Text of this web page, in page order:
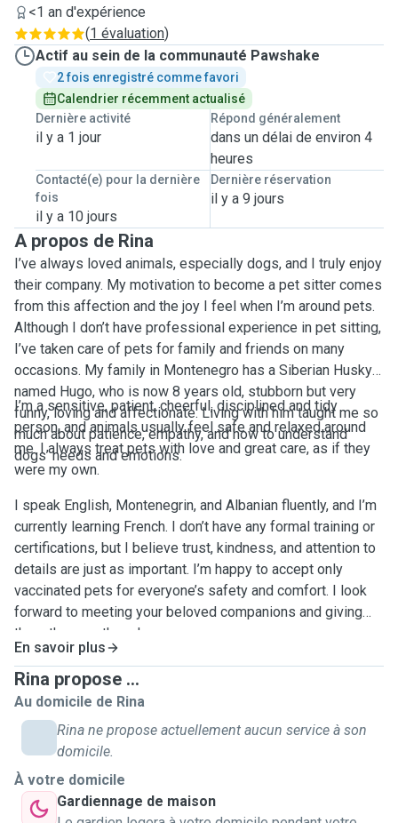
<1 an d'expérience
(1 évaluation)
Actif au sein de la communauté Pawshake
2 fois enregistré comme favori
Calendrier récemment actualisé
Dernière activité
il y a 1 jour
Répond généralement
dans un délai de environ 4
heures
Contacté(e) pour la dernière
fois
il y a 10 jours
Dernière réservation
il y a 9 jours
A propos de Rina
I’ve always loved animals, especially dogs, and I truly enjoy
their company. My motivation to become a pet sitter comes
from this affection and the joy I feel when I’m around pets.
Although I don’t have professional experience in pet sitting,
I’ve taken care of pets for family and friends on many
occasions. My family in Montenegro has a Siberian Husky
named Hugo, who is now 8 years old, stubborn but very
funny, loving and affectionate. Living with him taught me so
much about patience, empathy, and how to understand
dogs’ needs and emotions.
I’m a sensitive, patient, cheerful, disciplined and tidy
person, and animals usually feel safe and relaxed around
me. I always treat pets with love and great care, as if they
were my own.
I speak English, Montenegrin, and Albanian fluently, and I’m
currently learning French. I don’t have any formal training or
certifications, but I believe trust, kindness, and attention to
details are just as important. I’m happy to accept only
vaccinated pets for everyone’s safety and comfort. I look
forward to meeting your beloved companions and giving
them the care they deserve.
En savoir plus
Rina propose ...
Au domicile de Rina
Rina ne propose actuellement aucun service à son
domicile.
À votre domicile
Gardiennage de maison